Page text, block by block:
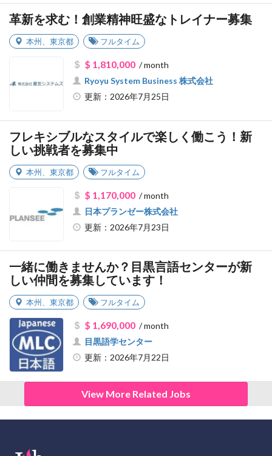
革新を求む！創業精神旺盛なトレイナー募集
本州 東京都 フルタイム
$ 1,810,000/ month
Ryoyu System Business 株式会社
更新：2026年7月25日
フレキシブルなスタイルで楽しく働こう！新
しい挑戦者を募集中
本州 東京都 フルタイム
$ 1,170,000/ month
日本プランゼー株式会社
更新：2026年7月23日
一緒に働きませんか？目黒言語センターが新
しい仲間を募集しています！
本州 東京都 フルタイム
$ 1,690,000/ month
目黒語学センター
更新：2026年7月22日
View More Related Jobs